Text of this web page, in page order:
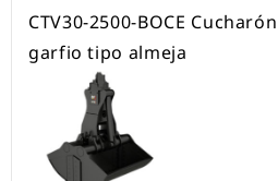
CTV30-2500-BOCE
garfio tipo almeja